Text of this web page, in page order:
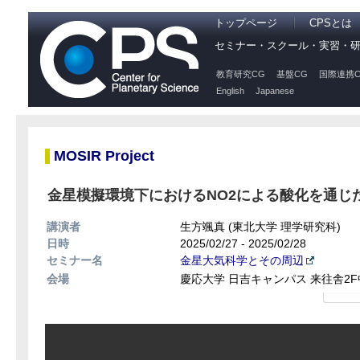
トップページ CPSとは
セミナー・スクール・実習・
教育研究CG 基盤CG 国際連携
English
Japanese
MOSIR Project
金星模擬環境下におけるNO2による酸化を通
講演者
生方颯真 (東北大学 理学研究科)
日時
2025/02/27 - 2025/02/28
セミナー名
金星大気科学とその周辺
会場 慶応大学 日吉キャンパス 来往舎